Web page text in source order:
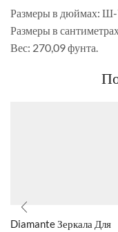
Размеры в дюймах:
Размеры в
Вес: 270,09 фунта.
Diamante Зеркала Для